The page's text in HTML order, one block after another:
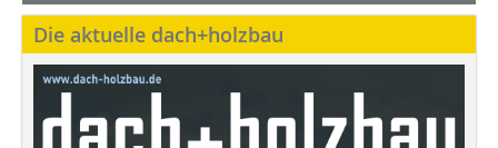
Die aktuelle dach+holzbau